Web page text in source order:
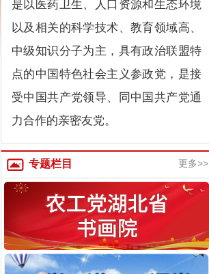
是以医药卫生、人口资源和生态环境
以及相关的科学技术、教育领域高、
中级知识分子为主，具有政治联盟特
点的中国特色社会主义参政党，是接
受中国共产党领导、同中国共产党通
力合作的亲密友党。
专题栏目 更多>>